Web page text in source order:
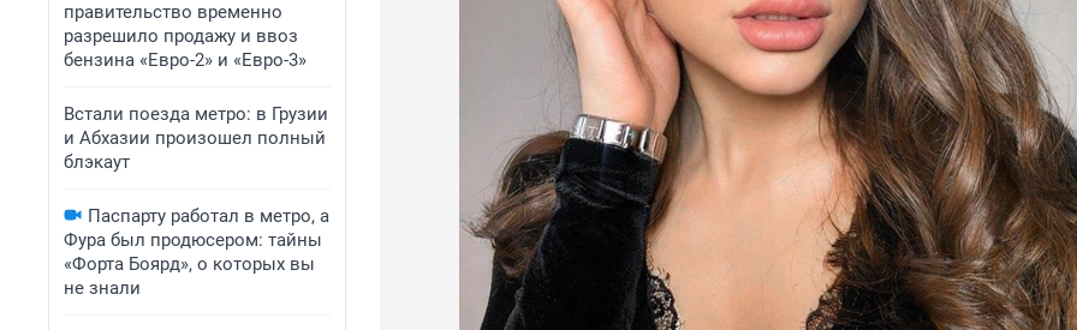
правительство временно
разрешило продажу и ввоз
бензина «Евро-2» и «Евро-3»
Встали поезда метро: в Грузии
и Абхазии произошел полный
блэкаут
Паспарту работал в метро, а
Фура был продюсером: тайны
«Форта Боярд», о которых вы
не знали